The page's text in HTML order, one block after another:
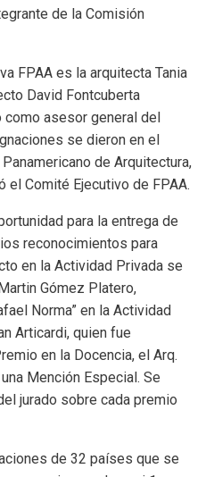
de la Comisión
FPAA es la arquitecta Tania
David Fontcuberta
como asesor general del
se dieron en el
de Arquitectura,
el Comité Ejecutivo de FPAA.
para la entrega de
reconocimientos para
en la Actividad Privada se
Gómez Platero,
Norma” en la Actividad
Articardi, quien fue
en la Docencia, el Arq.
Mención Especial. Se
jurado sobre cada premio
de 32 países que se